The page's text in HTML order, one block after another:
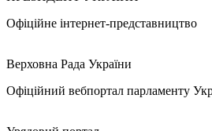
Офіційне інтернет-представництво
Верховна Рада України
Офіційний вебпортал парламенту